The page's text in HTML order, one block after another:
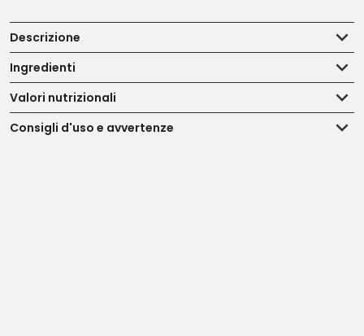
Descrizione
Ingredienti
Valori nutrizionali
Consigli d'uso e avvertenze